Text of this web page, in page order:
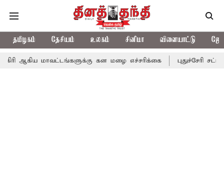
தமிழகம் தேசியம் உலகம் சினிமா விளையாட்டு
கன மழை எச்சரிக்கை புதுச்சேரி சட்டசபையில்